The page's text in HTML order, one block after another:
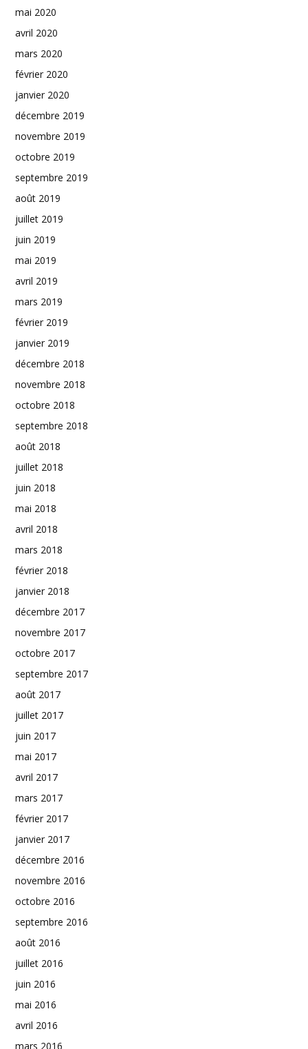
mai 2020
avril 2020
mars 2020
février 2020
janvier 2020
décembre 2019
novembre 2019
octobre 2019
septembre 2019
août 2019
juillet 2019
juin 2019
mai 2019
avril 2019
mars 2019
février 2019
janvier 2019
décembre 2018
novembre 2018
octobre 2018
septembre 2018
août 2018
juillet 2018
juin 2018
mai 2018
avril 2018
mars 2018
février 2018
janvier 2018
décembre 2017
novembre 2017
octobre 2017
septembre 2017
août 2017
juillet 2017
juin 2017
mai 2017
avril 2017
mars 2017
février 2017
janvier 2017
décembre 2016
novembre 2016
octobre 2016
septembre 2016
août 2016
juillet 2016
juin 2016
mai 2016
avril 2016
mars 2016